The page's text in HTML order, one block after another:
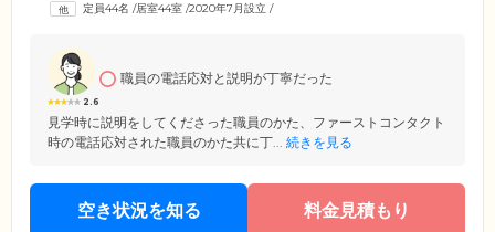
いう思いを込めました。おだやかな時間と適切な緩和ケアをご提供する
定員44名 /居室44室 /2020年7月設立 /
2.6
職員の電話応対と説明が丁寧だった
見学時に説明をしてくださった職員のかた、ファーストコンタクト
時の電話応対された職員のかた共に丁... 続きを見る
空き状況を知る 料金見積もり